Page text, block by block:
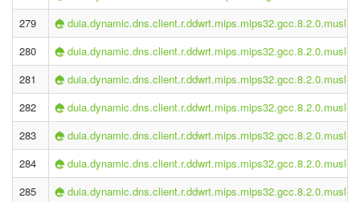
279
duia.dynamic.dns.client.r.ddwrt.mips.mips32.gcc.8.2.0.musl-
280
duia.dynamic.dns.client.r.ddwrt.mips.mips32.gcc.8.2.0.musl-
281
duia.dynamic.dns.client.r.ddwrt.mips.mips32.gcc.8.2.0.musl-
282
duia.dynamic.dns.client.r.ddwrt.mips.mips32.gcc.8.2.0.musl-
283
duia.dynamic.dns.client.r.ddwrt.mips.mips32.gcc.8.2.0.musl-
284
duia.dynamic.dns.client.r.ddwrt.mips.mips32.gcc.8.2.0.musl-
285
duia.dynamic.dns.client.r.ddwrt.mips.mips32.gcc.8.2.0.musl-